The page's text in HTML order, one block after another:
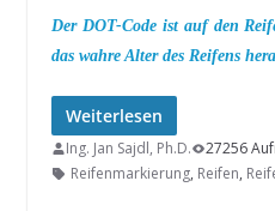
Der DOT-Code ist auf den
das wahre Alter des Reifens
Weiterlesen
Ing. Jan Sajdl, Ph.D.
27256
Reifenmarkierung, Reifen,